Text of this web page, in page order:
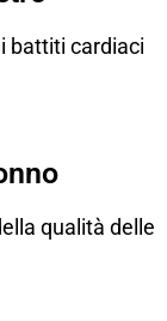
battiti cardiaci
qualità delle